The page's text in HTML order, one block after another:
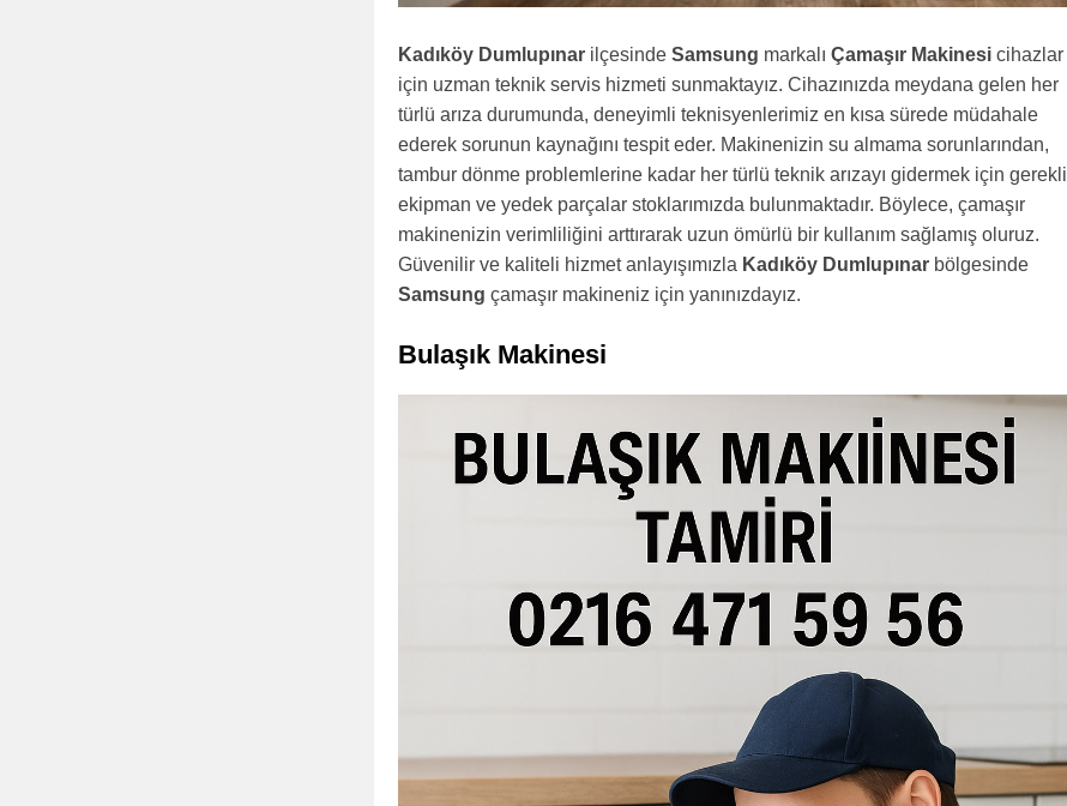
Kadıköy Dumlupınar ilçesinde Samsung markalı Çamaşır Makinesi cihazlar
için uzman teknik servis hizmeti sunmaktayız. Cihazınızda meydana gelen her
türlü arıza durumunda, deneyimli teknisyenlerimiz en kısa sürede müdahale
ederek sorunun kaynağını tespit eder. Makinenizin su almama sorunlarından,
tambur dönme problemlerine kadar her türlü teknik arızayı gidermek için gerekli
ekipman ve yedek parçalar stoklarımızda bulunmaktadır. Böylece, çamaşır
makinenizin verimliliğini arttırarak uzun ömürlü bir kullanım sağlamış oluruz.
Güvenilir ve kaliteli hizmet anlayışımızla Kadıköy Dumlupınar bölgesinde
Samsung çamaşır makineniz için yanınızdayız.
Bulaşık Makinesi